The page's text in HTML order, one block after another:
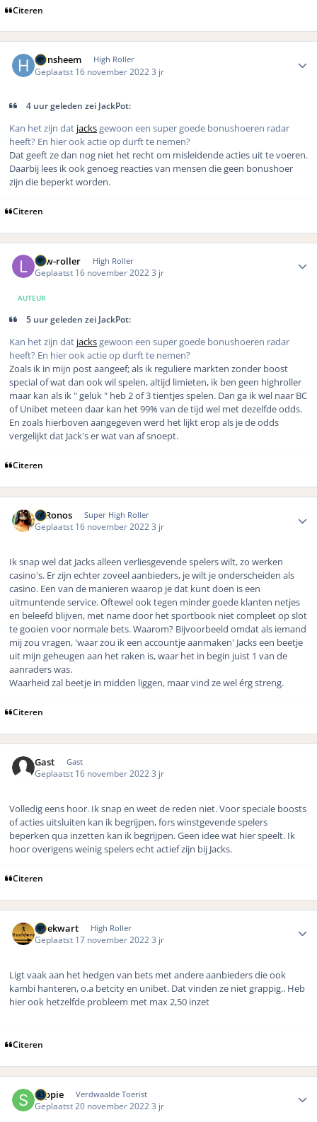
Citeren
Hansheem High Roller
Geplaatst 16 november 2022 3 jr
4 uur geleden zei JackPot:
Kan het zijn dat jacksgewoon een super goede bonushoeren radar
heeft? En hier ook actie op durft te nemen?
Dat geeft ze dan nog niet het recht om misleidende acties uit te voeren.
Daarbij lees ik ook genoeg reacties van mensen die geen bonushoer
zijn die beperkt worden.
Citeren
Low-roller High Roller
Geplaatst 16 november 2022 3 jr
AUTEUR
5 uur geleden zei JackPot:
Kan het zijn dat jacksgewoon een super goede bonushoeren radar
heeft? En hier ook actie op durft te nemen?
Zoals ik in mijn post aangeef; als ik reguliere markten zonder boost
special of wat dan ook wil spelen, altijd limieten, ik ben geen highroller
maar kan als ik " geluk " heb 2 of 3 tientjes spelen. Dan ga ik wel naar BC
of Unibet meteen daar kan het 99% van de tijd wel met dezelfde odds.
En zoals hierboven aangegeven werd het lijkt erop als je de odds
vergelijkt dat Jack's er wat van af snoept.
Citeren
K. Ronos Super High Roller
Geplaatst 16 november 2022 3 jr
Ik snap wel dat Jacks alleen verliesgevende spelers wilt, zo werken
casino's. Er zijn echter zoveel aanbieders, je wilt je onderscheiden als
casino. Een van de manieren waarop je dat kunt doen is een
uitmuntende service. Oftewel ook tegen minder goede klanten netjes
en beleefd blijven, met name door het sportbook niet compleet op slot
te gooien voor normale bets. Waarom? Bijvoorbeeld omdat als iemand
mij zou vragen, 'waar zou ik een accountje aanmaken' Jacks een beetje
uit mijn geheugen aan het raken is, waar het in begin juist 1 van de
aanraders was.
Waarheid zal beetje in midden liggen, maar vind ze wel érg streng.
Citeren
Gast Gast
Geplaatst 16 november 2022 3 jr
Volledig eens hoor. Ik snap en weet de reden niet. Voor speciale boosts
of acties uitsluiten kan ik begrijpen, fors winstgevende spelers
beperken qua inzetten kan ik begrijpen. Geen idee wat hier speelt. Ik
hoor overigens weinig spelers echt actief zijn bij Jacks.
Citeren
driekwart High Roller
Geplaatst 17 november 2022 3 jr
Ligt vaak aan het hedgen van bets met andere aanbieders die ook
kambi hanteren, o.a betcity en unibet. Dat vinden ze niet grappig.. Heb
hier ook hetzelfde probleem met max 2,50 inzet
Citeren
soppie Verdwaalde Toerist
Geplaatst 20 november 2022 3 jr